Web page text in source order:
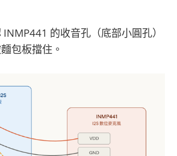
的收音孔（底部小圓孔）
包板擋住。